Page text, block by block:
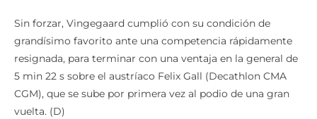
Sin forzar, Vingegaard cumplió con su condición de
grandísimo favorito ante una competencia rápidamente
resignada, para terminar con una ventaja en la general de
5 min 22 s sobre el austríaco Felix Gall (Decathlon CMA
CGM), que se sube por primera vez al podio de una gran
vuelta. (D)